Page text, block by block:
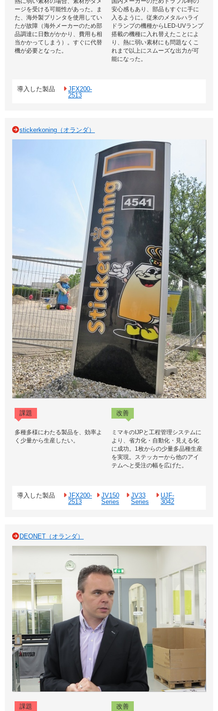
ージを受ける可能性があった。ま
た、海外製プリンタを使用してい
たが故障（海外メーカーのため部
品調達に日数がかかり、費用も相
当かかってしまう）。すぐに代替
機が必要となった。
安心感もあり、部品もすぐに手に
入るように。従来のメタルハライ
ドランプの機種からLED-UVランプ
搭載の機種に入れ替えたことによ
り、熱に弱い素材にも問題なくこ
れまで以上にスムーズな出力が可
能になった。
導入した製品
JFX200-
2513
stickerkoning（オランダ）
課題 改善
多種多様にわたる製品を、効率よ
く少量から生産したい。
ミマキのIJPと工程管理システムに
より、省力化・自動化・見える化
に成功。1枚からの少量多品種生産
を実現。ステッカーから他のアイ
テムへと受注の幅を広げた。
導入した製品
JFX200-
2513
JV150
Series
JV33
Series
UJF-
3042
DEONET（オランダ）
課題 改善